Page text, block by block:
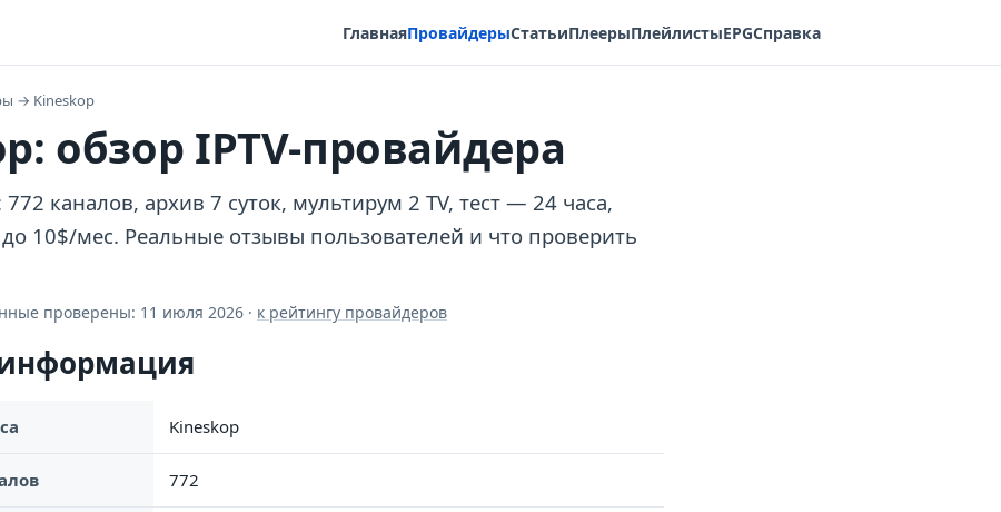
ГлавнаяПровайдерыСтатьиПлеерыПлейлистыEPGСправка
→ Kineskop
обзор IPTV-провайдера
каналов, архив 7 суток, мультирум 2 TV, тест — 24 часа,
10$/мес. Реальные отзывы пользователей и что проверить
проверены: 11 июля 2026 · к рейтингу провайдеров
Kineskop
772